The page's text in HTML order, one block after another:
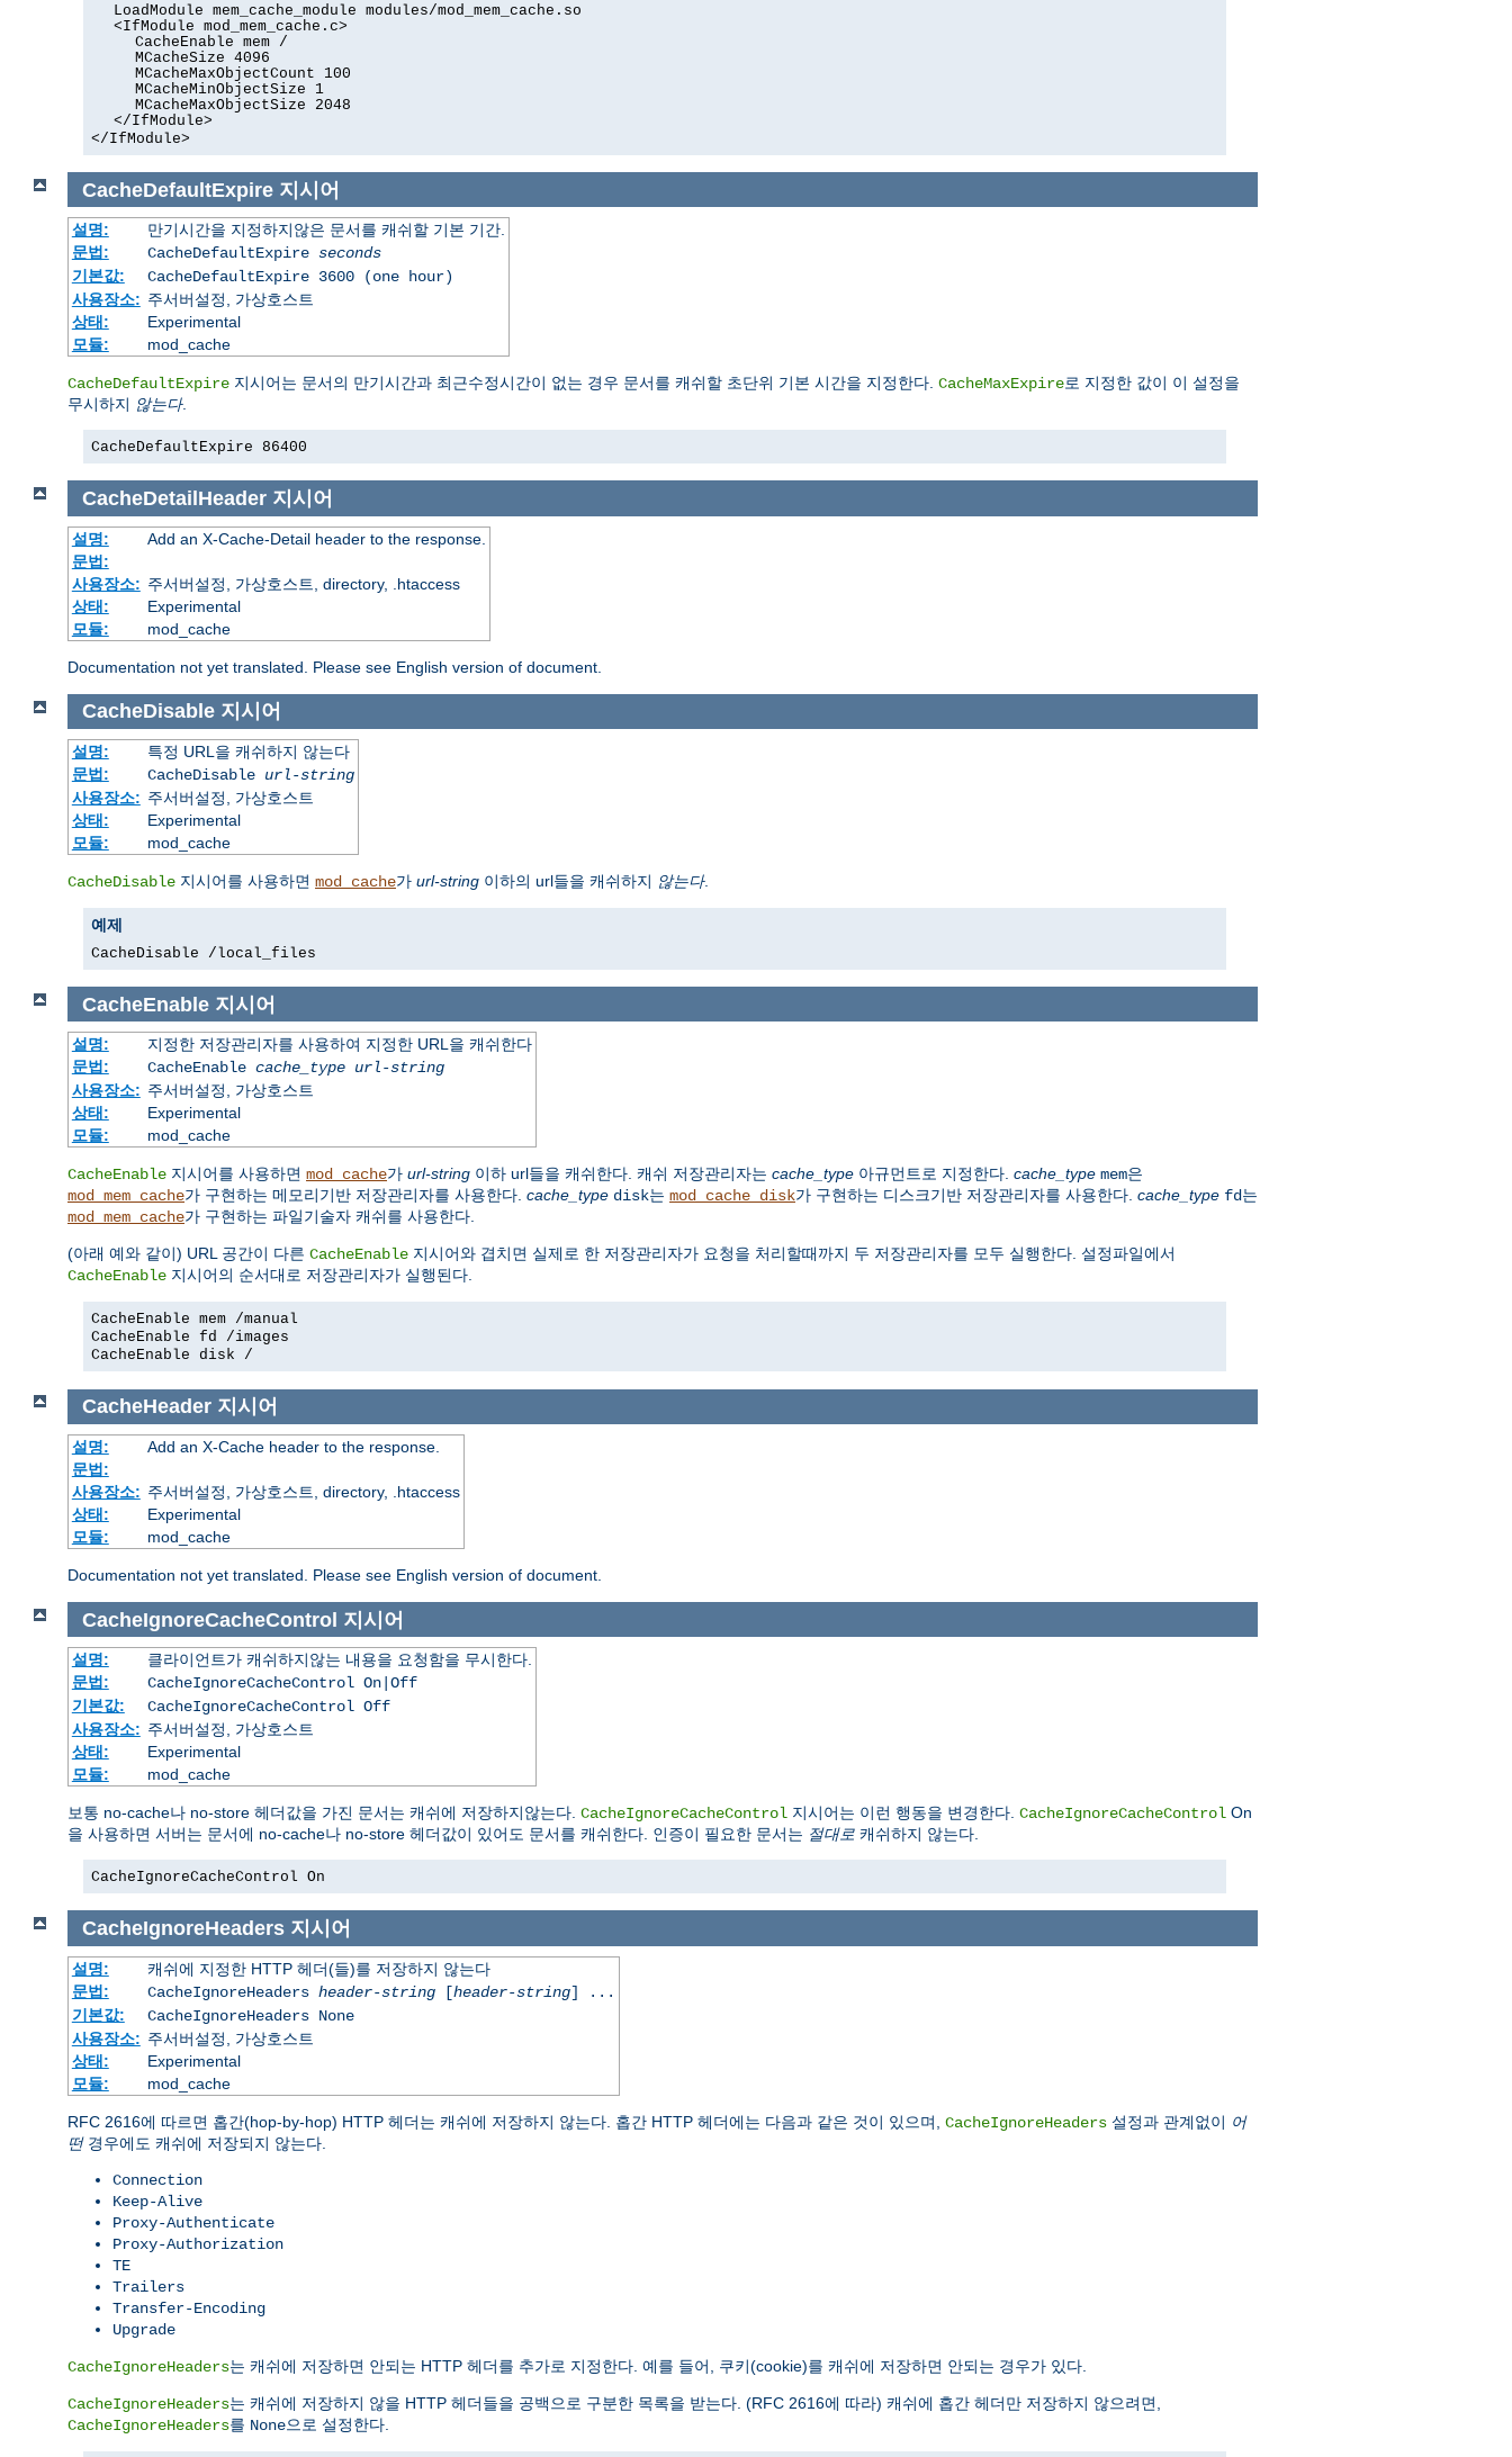
LoadModule mem_cache_module modules/mod_mem_cache.so
<IfModule mod_mem_cache.c>
CacheEnable mem /
MCacheSize 4096
MCacheMaxObjectCount 100
MCacheMinObjectSize 1
MCacheMaxObjectSize 2048
</IfModule>
</IfModule>
CacheDefaultExpire 지시어
설명:
만기시간을 지정하지않은 문서를 캐쉬할 기본 기간.
문법:
CacheDefaultExpire seconds
기본값:
CacheDefaultExpire 3600 (one hour)
사용장소: 주서버설정, 가상호스트
상태:
Experimental
모듈:
mod_cache
CacheDefaultExpire 지시어는 문서의 만기시간과 최근수정시간이 없는 경우 문서를 캐쉬할 초단위 기본 시간을 지정한다. CacheMaxExpire로 지정한 값이 이 설정을
무시하지 않는다.
CacheDefaultExpire 86400
CacheDetailHeader 지시어
설명:
Add an X-Cache-Detail header to the response.
문법:
사용장소: 주서버설정, 가상호스트, directory, .htaccess
상태:
Experimental
모듈:
mod_cache
Documentation not yet translated. Please see English version of document.
CacheDisable 지시어
설명:
특정 URL을 캐쉬하지 않는다
문법:
CacheDisable url-string
사용장소: 주서버설정, 가상호스트
상태:
Experimental
모듈:
mod_cache
CacheDisable 지시어를 사용하면 mod_cache가 url-string 이하의 url들을 캐쉬하지 않는다.
예제
CacheDisable /local_files
CacheEnable 지시어
설명:
지정한 저장관리자를 사용하여 지정한 URL을 캐쉬한다
문법:
CacheEnable cache_type url-string
사용장소: 주서버설정, 가상호스트
상태:
Experimental
모듈:
mod_cache
CacheEnable 지시어를 사용하면 mod_cache가 url-string 이하 url들을 캐쉬한다. 캐쉬 저장관리자는 cache_type 아규먼트로 지정한다. cache_type mem은
mod_mem_cache가 구현하는 메모리기반 저장관리자를 사용한다. cache_type disk는 mod_cache_disk가 구현하는 디스크기반 저장관리자를 사용한다. cache_type fd는
mod_mem_cache가 구현하는 파일기술자 캐쉬를 사용한다.
(아래 예와 같이) URL 공간이 다른 CacheEnable 지시어와 겹치면 실제로 한 저장관리자가 요청을 처리할때까지 두 저장관리자를 모두 실행한다. 설정파일에서
CacheEnable 지시어의 순서대로 저장관리자가 실행된다.
CacheEnable mem /manual
CacheEnable fd /images
CacheEnable disk /
CacheHeader 지시어
설명:
Add an X-Cache header to the response.
문법:
사용장소: 주서버설정, 가상호스트, directory, .htaccess
상태:
Experimental
모듈:
mod_cache
Documentation not yet translated. Please see English version of document.
CacheIgnoreCacheControl 지시어
설명:
클라이언트가 캐쉬하지않는 내용을 요청함을 무시한다.
문법:
CacheIgnoreCacheControl On|Off
기본값:
CacheIgnoreCacheControl Off
사용장소: 주서버설정, 가상호스트
상태:
Experimental
모듈:
mod_cache
보통 no-cache나 no-store 헤더값을 가진 문서는 캐쉬에 저장하지않는다. CacheIgnoreCacheControl 지시어는 이런 행동을 변경한다. CacheIgnoreCacheControl On
을 사용하면 서버는 문서에 no-cache나 no-store 헤더값이 있어도 문서를 캐쉬한다. 인증이 필요한 문서는 절대로 캐쉬하지 않는다.
CacheIgnoreCacheControl On
CacheIgnoreHeaders 지시어
설명:
캐쉬에 지정한 HTTP 헤더(들)를 저장하지 않는다
문법:
CacheIgnoreHeaders header-string[header-string] ...
기본값:
CacheIgnoreHeaders None
사용장소: 주서버설정, 가상호스트
상태:
Experimental
모듈:
mod_cache
RFC 2616에 따르면 홉간(hop-by-hop) HTTP 헤더는 캐쉬에 저장하지 않는다. 홉간 HTTP 헤더에는 다음과 같은 것이 있으며, CacheIgnoreHeaders 설정과 관계없이 어
떤경우에도 캐쉬에 저장되지 않는다.
Connection
Keep-Alive
Proxy-Authenticate
Proxy-Authorization
TE
Trailers
Transfer-Encoding
Upgrade
CacheIgnoreHeaders는 캐쉬에 저장하면 안되는 HTTP 헤더를 추가로 지정한다. 예를 들어, 쿠키(cookie)를 캐쉬에 저장하면 안되는 경우가 있다.
CacheIgnoreHeaders는 캐쉬에 저장하지 않을 HTTP 헤더들을 공백으로 구분한 목록을 받는다. (RFC 2616에 따라) 캐쉬에 홉간 헤더만 저장하지 않으려면,
CacheIgnoreHeaders를 None으로 설정한다.